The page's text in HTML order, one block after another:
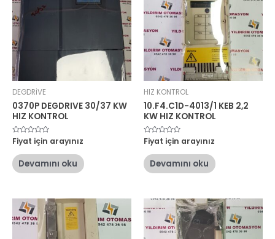
DEGDRİVE
0370P DEGDRIVE 30/37 KW
HIZ KONTROL
5
üzerinden
oy
aldı
Fiyat için arayınız
Devamını oku
HIZ KONTROL
10.F4.C1D-4013/1 KEB 2,2
KW HIZ KONTROL
5
üzerinden
oy
aldı
Fiyat için arayınız
Devamını oku